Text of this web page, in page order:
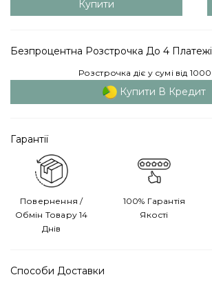
Купити
Безпроцентна Розстрочка До 4
Розстрочка діє у сумі від
Купити В Кредит
Гарантії
Повернення /
Обмін Товару 14
Днів
100% Гарантія
Якості
Способи Доставки